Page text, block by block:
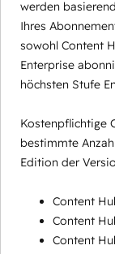
werden
Ihres
sowohl Content
Enterprise
höchsten Stufe
Kostenpflichtige
bestimmte
Edition der
Content
Content
Content